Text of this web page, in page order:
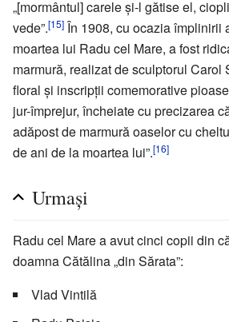
„[mormântul] carele și-l gătise el,
vede”.[15] În 1908, cu ocazia împlinirii
moartea lui Radu cel Mare, a fost
marmură, realizat de sculptorul Carol
floral și inscripții comemorative
jur-împrejur, încheiate cu precizarea
adăpost de marmură oaselor cu
de ani de la moartea lui”.[16]
Urmași
Radu cel Mare a avut cinci copii din
doamna Cătălina „din Sărata”:
Vlad Vintilă